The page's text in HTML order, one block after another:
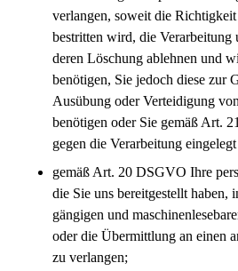
verlangen, soweit die
bestritten wird, die Verarbeitung
deren Löschung ablehnen und
benötigen, Sie jedoch diese zur
Ausübung oder Verteidigung
benötigen oder Sie gemäß Art.
gegen die Verarbeitung
gemäß Art. 20 DSGVO Ihre
die Sie uns bereitgestellt haben,
gängigen und
oder die Übermittlung an einen
zu verlangen;